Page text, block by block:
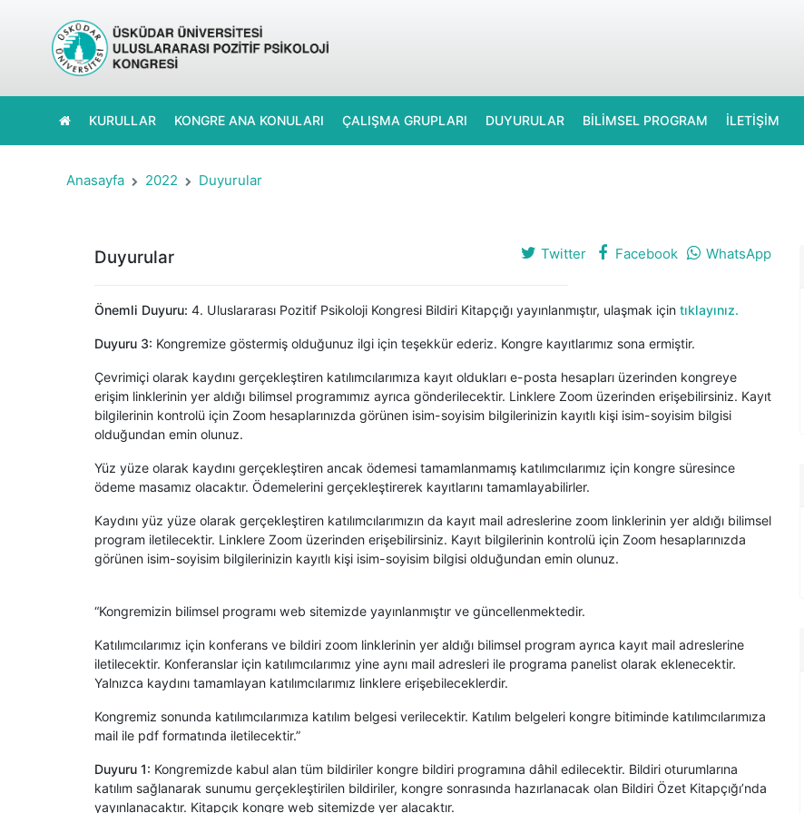
KURULLAR KONGRE ANA KONULARI ÇALIŞMA GRUPLARI DUYURULAR BİLİMSEL PROGRAM İLETİŞİM
Anasayfa 2022 Duyurular
Duyurular Twitter Facebook WhatsApp
Önemli Duyuru: 4. Uluslararası Pozitif Psikoloji Kongresi Bildiri Kitapçığı yayınlanmıştır, ulaşmak için tıklayınız.
Duyuru 3: Kongremize göstermiş olduğunuz ilgi için teşekkür ederiz. Kongre kayıtlarımız sona ermiştir.
Çevrimiçi olarak kaydını gerçekleştiren katılımcılarımıza kayıt oldukları e-posta hesapları üzerinden kongreye
erişim linklerinin yer aldığı bilimsel programımız ayrıca gönderilecektir. Linklere Zoom üzerinden erişebilirsiniz. Kayıt
bilgilerinin kontrolü için Zoom hesaplarınızda görünen isim-soyisim bilgilerinizin kayıtlı kişi isim-soyisim bilgisi
olduğundan emin olunuz.
Yüz yüze olarak kaydını gerçekleştiren ancak ödemesi tamamlanmamış katılımcılarımız için kongre süresince
ödeme masamız olacaktır. Ödemelerini gerçekleştirerek kayıtlarını tamamlayabilirler.
Kaydını yüz yüze olarak gerçekleştiren katılımcılarımızın da kayıt mail adreslerine zoom linklerinin yer aldığı bilimsel
program iletilecektir. Linklere Zoom üzerinden erişebilirsiniz. Kayıt bilgilerinin kontrolü için Zoom hesaplarınızda
görünen isim-soyisim bilgilerinizin kayıtlı kişi isim-soyisim bilgisi olduğundan emin olunuz.
“Kongremizin bilimsel programı web sitemizde yayınlanmıştır ve güncellenmektedir.
Katılımcılarımız için konferans ve bildiri zoom linklerinin yer aldığı bilimsel program ayrıca kayıt mail adreslerine
iletilecektir. Konferanslar için katılımcılarımız yine aynı mail adresleri ile programa panelist olarak eklenecektir.
Yalnızca kaydını tamamlayan katılımcılarımız linklere erişebileceklerdir.
Kongremiz sonunda katılımcılarımıza katılım belgesi verilecektir. Katılım belgeleri kongre bitiminde katılımcılarımıza
mail ile pdf formatında iletilecektir.”
Duyuru 1: Kongremizde kabul alan tüm bildiriler kongre bildiri programına dâhil edilecektir. Bildiri oturumlarına
katılım sağlanarak sunumu gerçekleştirilen bildiriler, kongre sonrasında hazırlanacak olan Bildiri Özet Kitapçığı’nda
yayınlanacaktır. Kitapçık kongre web sitemizde yer alacaktır.